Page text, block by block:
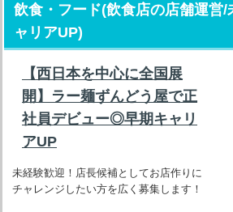
飲食・フード(飲食店の店舗運営/
ャリアUP)
【西日本を中心に全国展
開】ラー麺ずんどう屋で正
社員デビュー◎早期キャリ
アUP
未経験歓迎！店長候補としてお店作りに
チャレンジしたい方を広く募集します！